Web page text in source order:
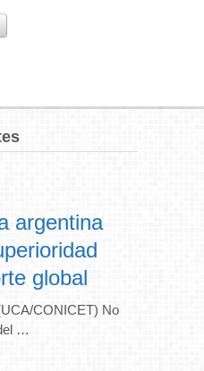
argentina
global
CONICET) No
…